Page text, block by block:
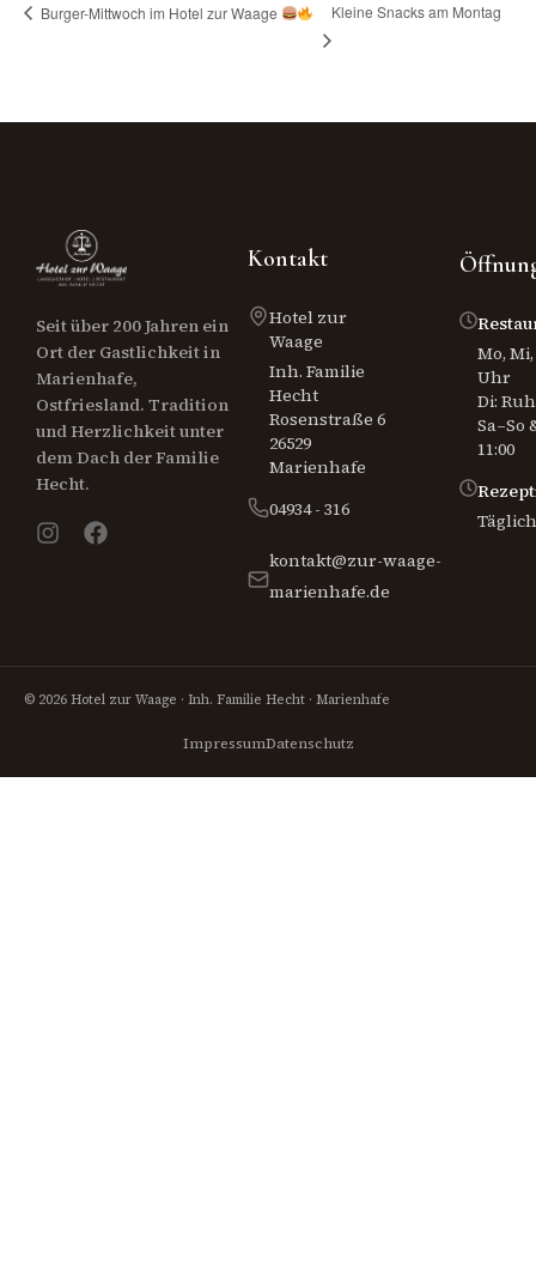
Burger-Mittwoch im Hotel zur Waage Kleine Snacks am Montag
Seit über 200 Jahren ein
Ort der Gastlichkeit in
Marienhafe,
Ostfriesland. Tradition
und Herzlichkeit unter
dem Dach der Familie
Hecht.
Kontakt
Hotel zur
Waage
Inh. Familie
Hecht
Rosenstraße 6
26529
Marienhafe
04934 - 316
kontakt@zur-waage-
marienhafe.de
Mo, Mi,
Uhr
Di:
Sa–So
11:00
© 2026 Hotel zur Waage · Inh. Familie Hecht · Marienhafe
ImpressumDatenschutz